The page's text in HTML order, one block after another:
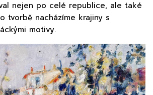
nejen po celé republice, ale také
tvorbě nacházíme krajiny s
motivy.